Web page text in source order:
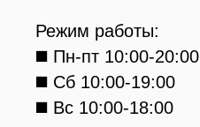
Режим работы:
◼️ Пн-пт 10:00-20:00
◼️ Сб 10:00-19:00
◼️ Вс 10:00-18:00